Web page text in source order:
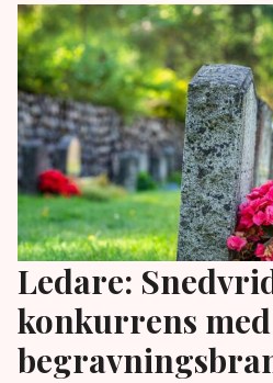
Ledare:
konkurrens